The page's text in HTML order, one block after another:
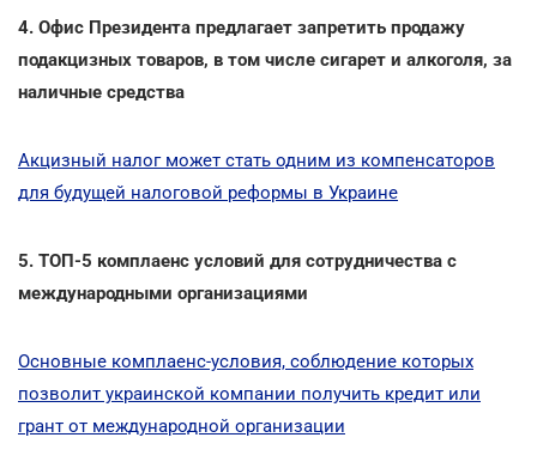
4. Офис Президента предлагает запретить продажу
подакцизных товаров, в том числе сигарет и алкоголя, за
наличные средства
Акцизный налог может стать одним из компенсаторов
для будущей налоговой реформы в Украине
5. ТОП-5 комплаенс условий для сотрудничества с
международными организациями
Основные комплаенс-условия, соблюдение которых
позволит украинской компании получить кредит или
грант от международной организации